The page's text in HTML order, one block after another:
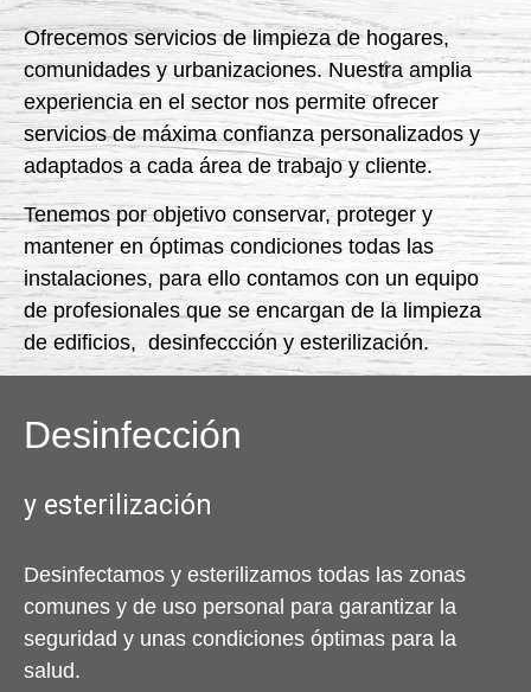
Ofrecemos serviciosde limpieza de hogares,
comunidades y urbanizaciones. Nuestra amplia
experiencia en el sector nos permite ofrecer
servicios de máxima confianzapersonalizados y
adaptados a cada área de trabajo y cliente.
Tenemos por objetivo conservar, proteger y
mantener en óptimas condiciones todas las
instalaciones, para ello contamos con un equipo
de profesionales que se encargan de la limpieza
de edificios, desinfeccción y esterilización.
Desinfección
y esterilización
Desinfectamos y esterilizamos todas las zonas
comunes y de uso personal para garantizar la
seguridad y unas condiciones óptimas para la
salud.